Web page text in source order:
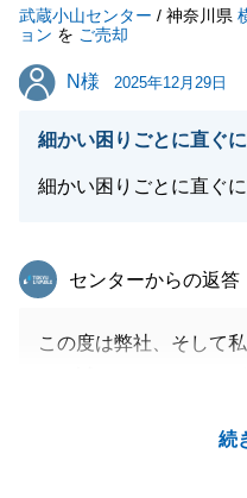
今後とも何卒宜しくお
武蔵小山センター / 神奈川県
ョン を ご売却
N様
N様 2025年12月29日
細かい困りごとに直ぐ
細かい困りごとに直ぐ
続
東急リバブル
センターからの返答
この度は弊社、そして
だき、大変嬉しく存じ
複数回のお打ち合わせ